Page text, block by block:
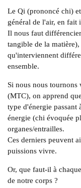
Le Qi (prononcé chi)
général de l'air, en fait
Il nous faut
tangible de la
qu'interviennent
ensemble.
Si nous nous
(MTC), on apprend
type d'énergie passant
énergie (chi évoquée
organes/entrailles.
Ces derniers peuvent
puissions vivre.
Or, que faut-il à
de notre corps ?